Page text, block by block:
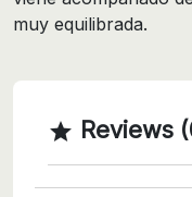
muy equilibrada.
 Reviews